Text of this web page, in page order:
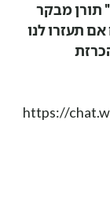
תורן מבקר
תעזרו לנו
https://